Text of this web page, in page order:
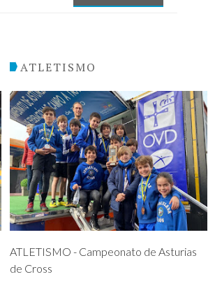
ATLETISMO
ATLETISMO - Campeonato de Asturias
de Cross